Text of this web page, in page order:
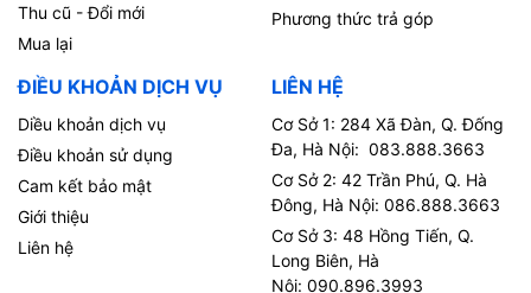
Thu cũ - Đổi mới
Mua lại
Phương thức trả góp
ĐIỀU KHOẢN DỊCH VỤ
Diều khoản dịch vụ
Điều khoản sử dụng
Cam kết bảo mật
Giới thiệu
Liên hệ
LIÊN HỆ
Cơ Sở 1: 284 Xã Đàn, Q. Đống
Đa, Hà Nội: 083.888.3663
Cơ Sở 2: 42 Trần Phú, Q. Hà
Đông, Hà Nội: 086.888.3663
Cơ Sở 3: 48 Hồng Tiến, Q.
Long Biên, Hà
Nội: 090.896.3993